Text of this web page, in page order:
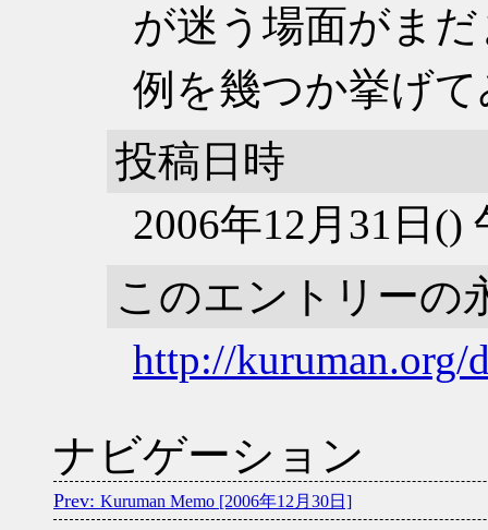
が迷う場面がま
例を幾つか挙げ
投稿日時
2006年12月31日()
このエントリーの
http://
ナビゲーション
Kuruman Memo [2006年12月30日]